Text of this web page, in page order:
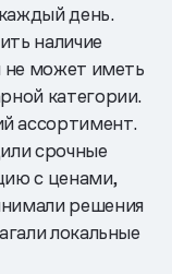
день.
наличие
не может иметь
категории.
ассортимент.
срочные
с ценами,
решения
локальные